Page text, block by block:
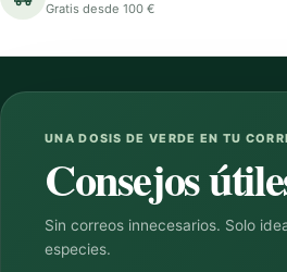
Gratis desde 100 €
UNA DOSIS DE VERDE EN TU
Consejos
Sin correos innecesarios. Solo
especies.